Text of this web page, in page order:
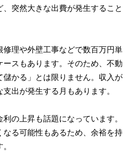
、突然大きな出費が発生すること
理や外壁工事などで数百万円単
スもあります。そのため、不動
儲かる」とは限りません。収入が
出が発生する月もあります。
の上昇も話題になっています。
なる可能性もあるため、余裕を持